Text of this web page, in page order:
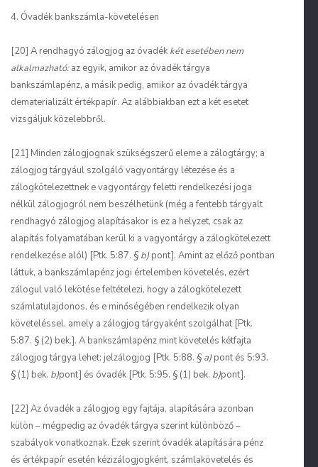
4. Óvadék bankszámla-követelésen
[20] A rendhagyó zálogjog az óvadék két esetében nem
alkalmazható:az egyik, amikor az óvadék tárgya
bankszámlapénz, a másik pedig, amikor az óvadék tárgya
dematerializált értékpapír. Az alábbiakban ezt a két esetet
vizsgáljuk közelebbről.
[21] Minden zálogjognak szükségszerű eleme a zálogtárgy; a
zálogjog tárgyául szolgáló vagyontárgy létezése és a
zálogkötelezettnek e vagyontárgy feletti rendelkezési joga
nélkül zálogjogról nem beszélhetünk (még a fentebb tárgyalt
rendhagyó zálogjog alapításakor is ez a helyzet, csak az
alapítás folyamatában kerül ki a vagyontárgy a zálogkötelezett
rendelkezése alól) [Ptk. 5:87. § b) pont]. Amint az előző pontban
láttuk, a bankszámlapénz jogi értelemben követelés, ezért
zálogul való lekötése feltételezi, hogy a zálogkötelezett
számlatulajdonos, és e minőségében rendelkezik olyan
követeléssel, amely a zálogjog tárgyaként szolgálhat [Ptk.
5:87. § (2) bek.]. A bankszámlapénz mint követelés kétfajta
zálogjog tárgya lehet: jelzálogjog [Ptk. 5:88. § a) pont és 5:93.
§ (1) bek. b)pont] és óvadék [Ptk. 5:95. § (1) bek. b)pont].
[22] Az óvadék a zálogjog egy fajtája, alapítására azonban
külön – mégpedig az óvadék tárgya szerint különböző –
szabályok vonatkoznak. Ezek szerint óvadék alapítására pénz
és értékpapír esetén kézizálogjogként, számlakövetelés és